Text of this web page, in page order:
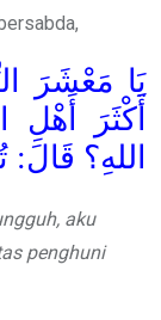
يَا مَعْشَرَ
أَكْثَرَ أَهْلِ
اللهِ؟
aku
penghuni